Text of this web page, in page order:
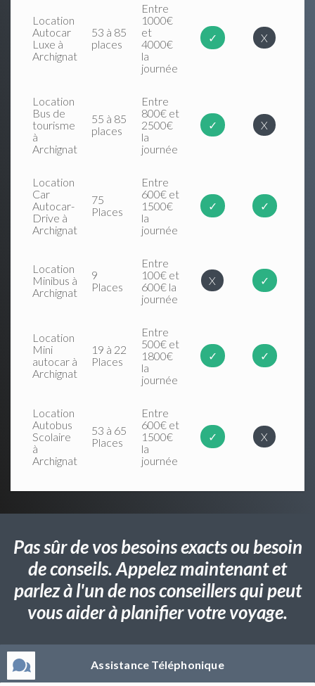
Location
Autocar
Luxe à
Archignat
53 à 85
places
Entre
1000€
et
4000€
la
journée
✓ X
Location
Bus de
tourisme
à
Archignat
55 à 85
places
Entre
800€ et
2500€
la
journée
✓ X
Location
Car
Autocar-
Drive à
Archignat
75
Places
Entre
600€ et
1500€
la
journée
✓ ✓
Location
Minibus à
Archignat
9
Places
Entre
100€ et
600€ la
journée
X ✓
Location
Mini
autocar à
Archignat
19 à 22
Places
Entre
500€ et
1800€
la
journée
✓ ✓
Location
Autobus
Scolaire
à
Archignat
53 à 65
Places
Entre
600€ et
1500€
la
journée
✓ X
Pas sûr de vos besoins exacts ou besoin
de conseils. Appelez maintenant et
parlez à l'un de nos conseillers qui peut
vous aider à planifier votre voyage.
Assistance Téléphonique